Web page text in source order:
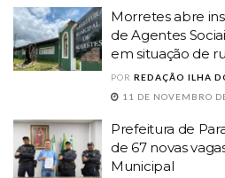
Morretes abre
de Agentes
em situação de
POR REDAÇÃO ILHA
11 DE NOVEMBRO
Prefeitura de
de 67 novas
Municipal